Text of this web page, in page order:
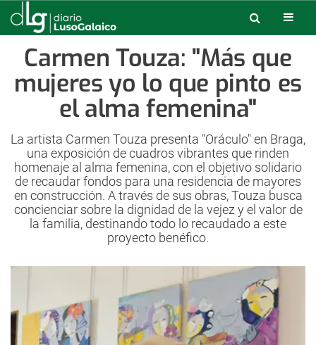
Carmen Touza: "Más que
mujeres yo lo que pinto es
el alma femenina"
La artista Carmen Touza presenta "Oráculo" en Braga,
una exposición de cuadros vibrantes que rinden
homenaje al alma femenina, con el objetivo solidario
de recaudar fondos para una residencia de mayores
en construcción. A través de sus obras, Touza busca
concienciar sobre la dignidad de la vejez y el valor de
la familia, destinando todo lo recaudado a este
proyecto benéfico.